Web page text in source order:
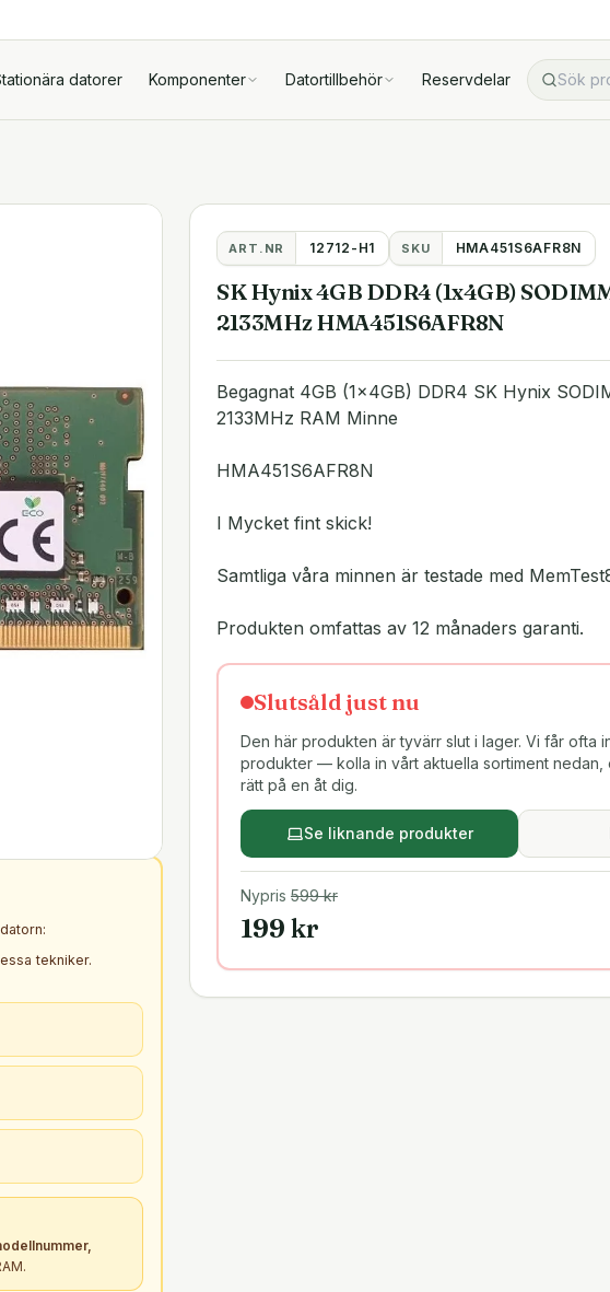
datorer Komponenter Datortillbehör Reservdelar
tekniker.
.
ART.NR 12712-H1 SKU HMA451S6AFR8N
SK Hynix 4GB DDR4 (1x4GB)
2133MHz HMA451S6AFR8N
Begagnat 4GB (1x4GB) DDR4 SK Hynix
2133MHz RAM Minne
HMA451S6AFR8N
I Mycket fint skick!
Samtliga våra minnen är testade med
Produkten omfattas av 12 månaders garanti.
Slutsåld just nu
Den här produkten är tyvärr slut i lager. Vi får ofta
produkter — kolla in vårt aktuella sortiment nedan,
rätt på en åt dig.
Se liknande produkter
Nypris 599kr
199 kr